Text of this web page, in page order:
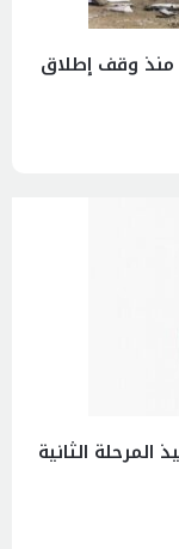
و1254 شهيدًا منذ وقف إطلاق
الثانية